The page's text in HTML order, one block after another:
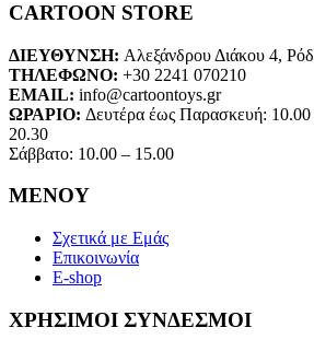
CARTOON STORE
ΔΙΕΥΘΥΝΣΗ: Αλεξάνδρου Διάκου 4,
ΤΗΛΕΦΩΝΟ: +30 2241 070210
EMAIL: info@cartoontoys.gr
ΩΡΑΡΙΟ: Δευτέρα έως Παρασκευή:
20.30
Σάββατο: 10.00 – 15.00
ΜΕΝΟΥ
Σχετικά με Εμάς
Επικοινωνία
E-shop
ΧΡΗΣΙΜΟΙ ΣΥΝΔΕΣΜΟΙ